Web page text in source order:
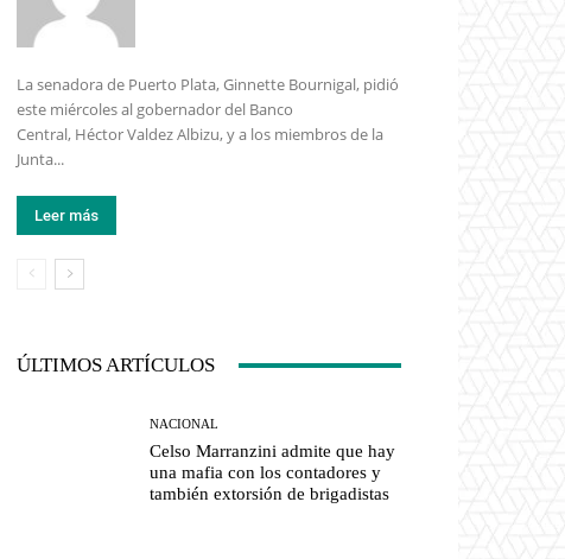
La senadora de Puerto Plata, Ginnette Bournigal, pidió
este miércoles al gobernador del Banco
Central, Héctor Valdez Albizu, y a los miembros de la
Junta...
Leer más
ÚLTIMOS ARTÍCULOS
NACIONAL
Celso Marranzini admite que hay
una mafia con los contadores y
también extorsión de brigadistas